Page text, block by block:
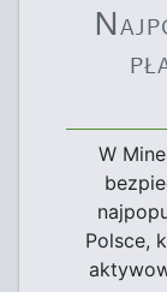
W
Polsce,